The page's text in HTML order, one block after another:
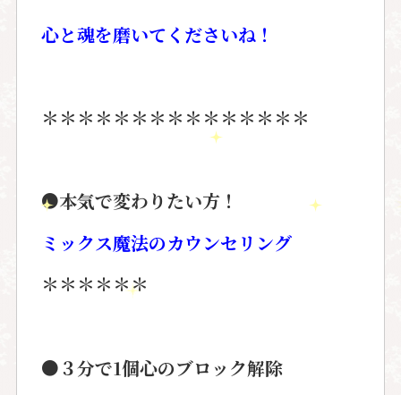
心と魂を磨いてくださいね！
＊＊＊＊＊＊＊＊＊＊＊＊＊＊＊
●本気で変わりたい方！
ミックス魔法のカウンセリング
＊＊＊＊＊＊
● ３分で1個心のブロック解除